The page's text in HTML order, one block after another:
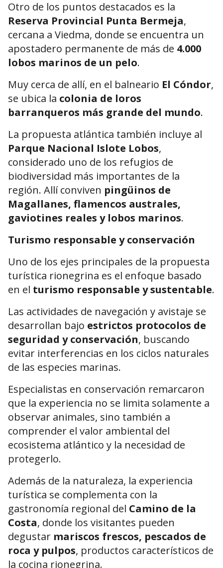
Otro de los puntos destacados es la
Reserva Provincial Punta Bermeja,
cercana a Viedma, donde se encuentra un
apostadero permanente de más de 4.000
lobos marinos de un pelo.
Muy cerca de allí, en el balneario El Cóndor,
se ubica la colonia de loros
barranqueros más grande del mundo.
La propuesta atlántica también incluye al
Parque Nacional Islote Lobos,
considerado uno de los refugios de
biodiversidad más importantes de la
región. Allí conviven pingüinos de
Magallanes, flamencos australes,
gaviotines reales y lobos marinos.
Turismo responsable y conservación
Uno de los ejes principales de la propuesta
turística rionegrina es el enfoque basado
en el turismo responsable y sustentable.
Las actividades de navegación y avistaje se
desarrollan bajo estrictos protocolos de
seguridad y conservación, buscando
evitar interferencias en los ciclos naturales
de las especies marinas.
Especialistas en conservación remarcaron
que la experiencia no se limita solamente a
observar animales, sino también a
comprender el valor ambiental del
ecosistema atlántico y la necesidad de
protegerlo.
Además de la naturaleza, la experiencia
turística se complementa con la
gastronomía regional del Camino de la
Costa, donde los visitantes pueden
degustar mariscos frescos, pescados de
roca y pulpos, productos característicos de
la cocina rionegrina.